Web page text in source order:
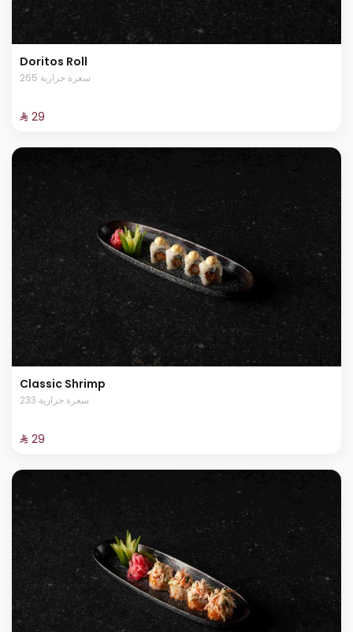
Doritos Roll
265 سعرة حرارية
⁨⁦‪‬ 29⁩
Classic Shrimp
233 سعرة حرارية
⁨⁦‪‬ 29⁩